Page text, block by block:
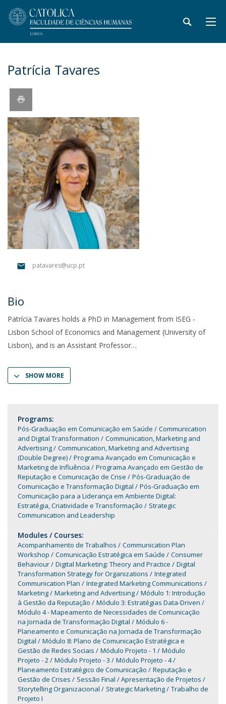
Patrícia Tavares
patavares@ucp.pt
Bio
Patrícia Tavares holds a PhD in Management from ISEG -
Lisbon School of Economics and Management (University of
Lisbon), and is an Assistant Professor
SHOW MORE
Programs:
Pós-Graduação em Comunicação em Saúde
Communication
and Digital Transformation
Communication, Marketing and
Advertising
Communication, Marketing and Advertising
(Double Degree)
Programa Avançado em Comunicação e
Marketing de Influência
Programa Avançado em Gestão de
Reputação e Comunicação de Crise
Pós-Graduação de
Comunicação e Transformação Digital
Pós-Graduação em
Comunicação para a Liderança em Ambiente Digital:
Estratégia, Criatividade e Transformação
Strategic
Communication and Leadership
Modules / Courses:
Acompanhamento de Trabalhos
Communication Plan
Workshop
Comunicação Estratégica em Saúde
Consumer
Behaviour
Digital Marketing: Theory and Practice
Digital
Transformation Strategy for Organizations
Integrated
Communication Plan
Integrated Marketing Communications
Marketing
Marketing and Advertising
Módulo 1: Introdução
à Gestão da Reputação
Módulo 3: Estratégias Data-Driven
Módulo 4 - Mapeamento de Necessidades de Comunicação
na Jornada de Transformação Digital
Módulo 6 -
Planeamento e Comunicação na Jornada de Transformação
Digital
Módulo 8: Plano de Comunicação Estratégica e
Gestão de Redes Sociais
Módulo Projeto - 1
Módulo
Projeto - 2
Módulo Projeto - 3
Módulo Projeto - 4
Planeamento Estratégico de Comunicação
Reputação e
Gestão de Crises
Sessão Final / Apresentação de Projetos
Storytelling Organizacional
Strategic Marketing
Trabalho de
Projeto I